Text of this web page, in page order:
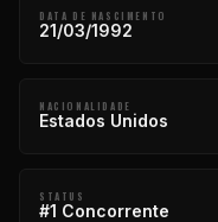
DATA DE NASCIMENTO
21/03/1992
NACIONALIDADE
Estados Unidos
STATUS
#1 Concorrente